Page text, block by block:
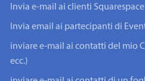
Invia e-mail ai clienti Squarespace
Invia email ai partecipanti di
inviare e-mail ai contatti del mio
ecc.)